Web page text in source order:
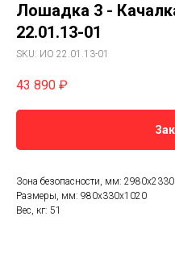
Лошадка 3 -
22.01.13-01
SKU: ИО 22.01.13-01
43 890 ₽
Зона безопасности, мм: 2980х2330
Размеры, мм: 980x330x1020
Вес, кг: 51